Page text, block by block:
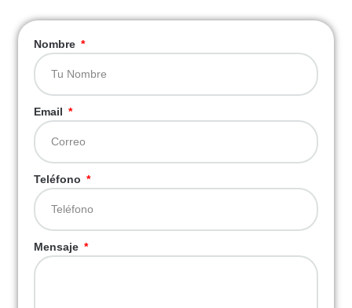
Nombre
Email
Teléfono
Mensaje